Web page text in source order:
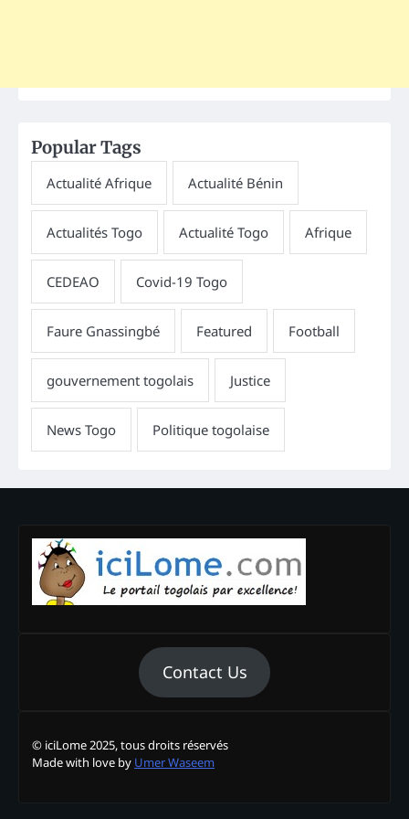
Popular Tags
Contact Us
© iciLome 2025, tous droits réservés
Made with love by Umer Waseem